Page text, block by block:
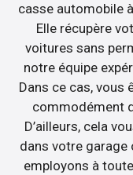
casse automobile
Elle récupère
voitures sans
notre équipe
Dans ce cas, vous
commodément
D’ailleurs, cela
dans votre garage
employons à